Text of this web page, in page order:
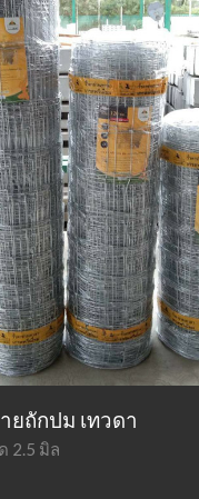
ยถักปม เทวดา
2.5 มิล